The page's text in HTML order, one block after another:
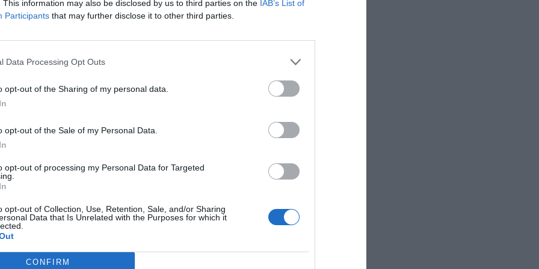
This information may also be disclosed by us to third parties on the IAB’s List of
Participants that may further disclose it to other third parties.
Data Processing Opt Outs
opt-out of the Sharing of my personal data.
opt-out of the Sale of my Personal Data.
opt-out of processing my Personal Data for Targeted
opt-out of Collection, Use, Retention, Sale, and/or Sharing
Data that Is Unrelated with the Purposes for which it
CONFIRM
debutado esta temporada y el año que viene lo harán
Una vez se incorporen Cleveland, Philadelphia y Detroit
con la liga.
están vinculados a los propietarios de los equipos de la
ciudades: Dan Gilbert, Josh Harris y David Blitzer, y Tom
El fee de entrada se sitúa cerca del valor medio de
en 269 millones de dólares.
qué es PRO Women in Sport?
es un evento organizado por 2Playbook, que en febrero de
del primer informe que pone cifras económicas al
el deporte femenino en España:
están disponibles en